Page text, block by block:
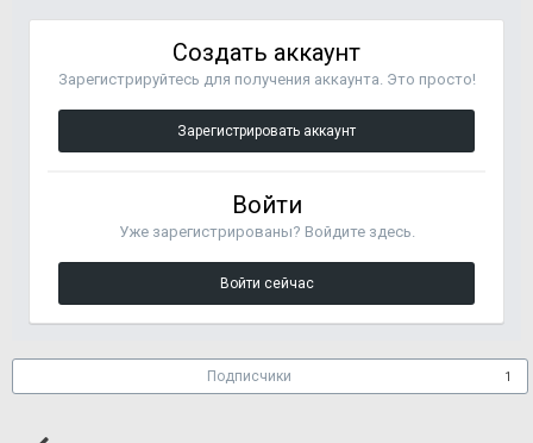
Создать аккаунт
Зарегистрируйтесь для получения аккаунта. Это просто!
Зарегистрировать аккаунт
Войти
Уже зарегистрированы? Войдите здесь.
Войти сейчас
Подписчики 1